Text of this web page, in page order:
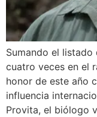
Sumando el
cuatro veces en el
honor de este año
influencia
Provita, el biólogo